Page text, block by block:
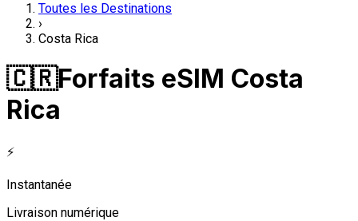
Toutes les Destinations
›
Costa Rica
🇨🇷Forfaits eSIM Costa
Rica
⚡
Instantanée
Livraison numérique